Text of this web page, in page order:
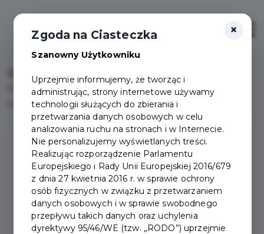
Gminny program osłonowy pytania i odpowiedzi - Miasto
Pruszcz Gdański
Gminny program osłonowy
Gminny program
osłonowy pytania i
odpowiedzi
×
Zgoda na Ciasteczka
Szanowny Użytkowniku
Uprzejmie informujemy, że tworząc i
administrując, strony internetowe używamy
technologii służących do zbierania i
przetwarzania danych osobowych w celu
analizowania ruchu na stronach i w Internecie.
Nie personalizujemy wyświetlanych treści.
Realizując rozporządzenie Parlamentu
Europejskiego i Rady Unii Europejskiej 2016/679
z dnia 27 kwietnia 2016 r. w sprawie ochrony
osób fizycznych w związku z przetwarzaniem
danych osobowych i w sprawie swobodnego
przepływu takich danych oraz uchylenia
dyrektywy 95/46/WE (tzw. „RODO”) uprzejmie